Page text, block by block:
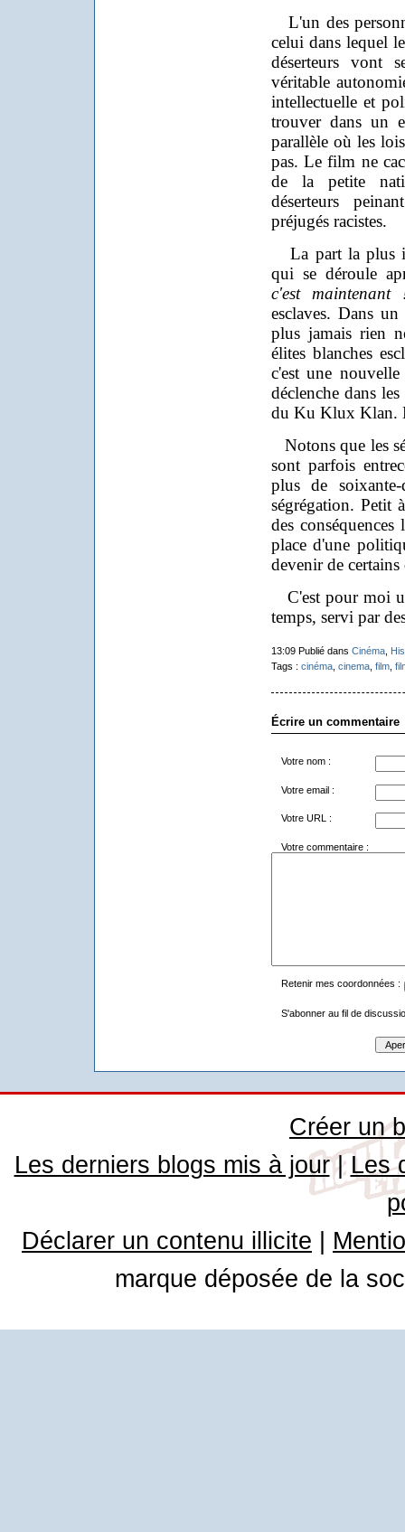
L'un des
celui dans lequel
déserteurs vont
véritable
intellectuelle et
trouver dans un
parallèle où les
pas. Le film ne
de la petite
déserteurs
préjugés racistes.
La part la plus
qui se déroule
c'est maintenant
esclaves. Dans
plus jamais rien
élites blanches
c'est une
déclenche dans
du Ku Klux Klan.
Notons que les
sont parfois
plus de
ségrégation. Petit
des
place d'une
devenir de certains
C'est pour moi
temps, servi par
13:09 Publié dans Cinéma,
Tags : cinéma, cinema, film,
Écrire un commentaire
Votre nom :
Votre email :
Votre URL :
Votre commentaire :
Retenir mes coordonnées :
S'abonner au fil de
Créer un
Les derniers blogs mis à jour| Les
Déclarer un contenu illicite
marque déposée de la